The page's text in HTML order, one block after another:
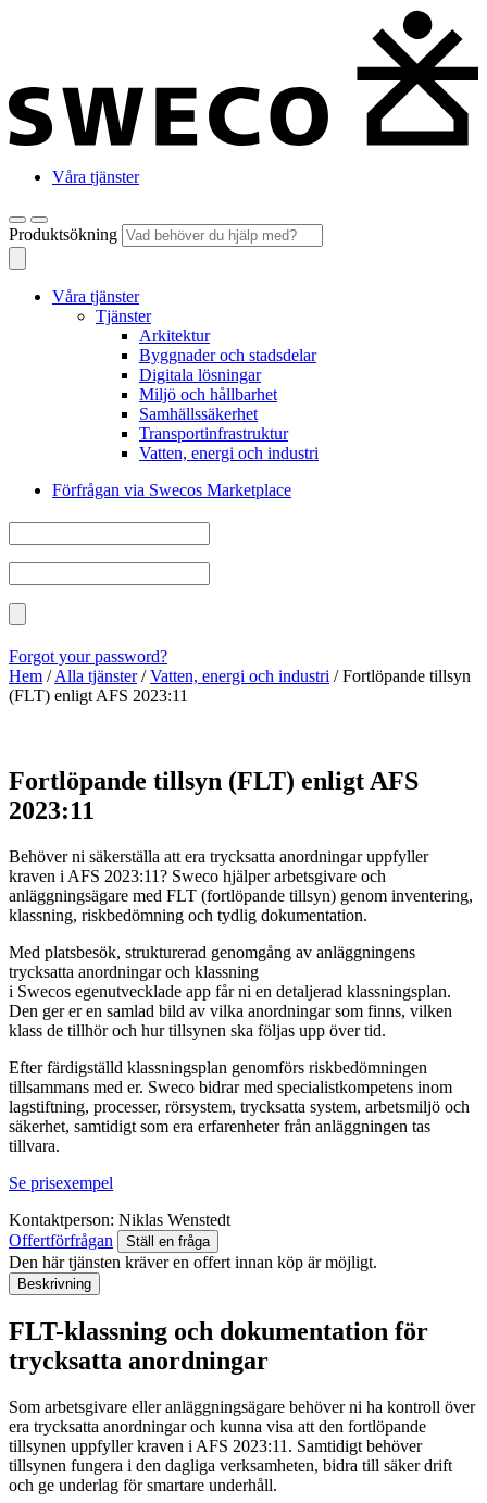
Våra tjänster
Produktsökning
Våra tjänster
Tjänster
Arkitektur
Byggnader och stadsdelar
Digitala lösningar
Miljö och hållbarhet
Samhällssäkerhet
Transportinfrastruktur
Vatten, energi och industri
Förfrågan via Swecos Marketplace
Forgot your password?
Hem /Alla tjänster/Vatten, energi och industri /Fortlöpande tillsyn
(FLT) enligt AFS 2023:11
Fortlöpande tillsyn (FLT) enligt AFS
2023:11
Behöver ni säkerställa att era trycksatta anordningar uppfyller
kraven i AFS 2023:11? Sweco hjälper arbetsgivare och
anläggningsägare med FLT (fortlöpande tillsyn) genom inventering,
klassning, riskbedömning och tydlig dokumentation.
Med platsbesök, strukturerad genomgång av anläggningens
trycksatta anordningar och klassning
i Swecos egenutvecklade app får ni en detaljerad klassningsplan.
Den ger er en samlad bild av vilka anordningar som finns, vilken
klass de tillhör och hur tillsynen ska följas upp över tid.
Efter färdigställd klassningsplan genomförs riskbedömningen
tillsammans med er. Sweco bidrar med specialistkompetens inom
lagstiftning, processer, rörsystem, trycksatta system, arbetsmiljö och
säkerhet, samtidigt som era erfarenheter från anläggningen tas
tillvara.
Se prisexempel
Kontaktperson: Niklas Wenstedt
Offertförfrågan
Ställ en fråga
Den här tjänsten kräver en offert innan köp är möjligt.
Beskrivning
FLT-klassning och dokumentation för
trycksatta anordningar
Som arbetsgivare eller anläggningsägare behöver ni ha kontroll över
era trycksatta anordningar och kunna visa att den fortlöpande
tillsynen uppfyller kraven i AFS 2023:11. Samtidigt behöver
tillsynen fungera i den dagliga verksamheten, bidra till säker drift
och ge underlag för smartare underhåll.